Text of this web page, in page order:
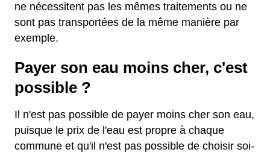
ne nécessitent pas les mêmes traitements ou ne
sont pas transportées de la même manière par
exemple.
Payer son eau moins cher, c'est
possible ?
Il n'est pas possible de payer moins cher son eau,
puisque le prix de l'eau est propre à chaque
commune et qu'il n'est pas possible de choisir soi-